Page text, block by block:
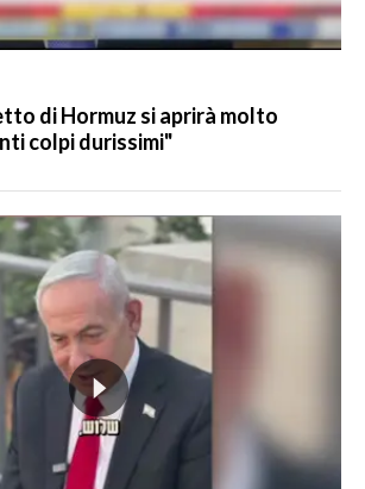
di Hormuz si aprirà molto
colpi durissimi"